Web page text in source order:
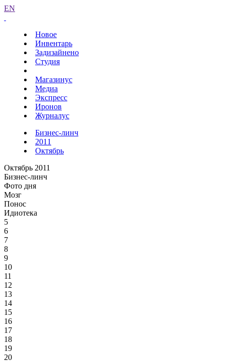
EN
Новое
Инвентарь
Задизайнено
Студия
Магазинус
Медиа
Экспресс
Иронов
Журналус
Бизнес-линч
2011
Октябрь
Октябрь 2011
Бизнес-линч
Фото дня
Мозг
Понос
Идиотека
5
6
7
8
9
10
11
12
13
14
15
16
17
18
19
20